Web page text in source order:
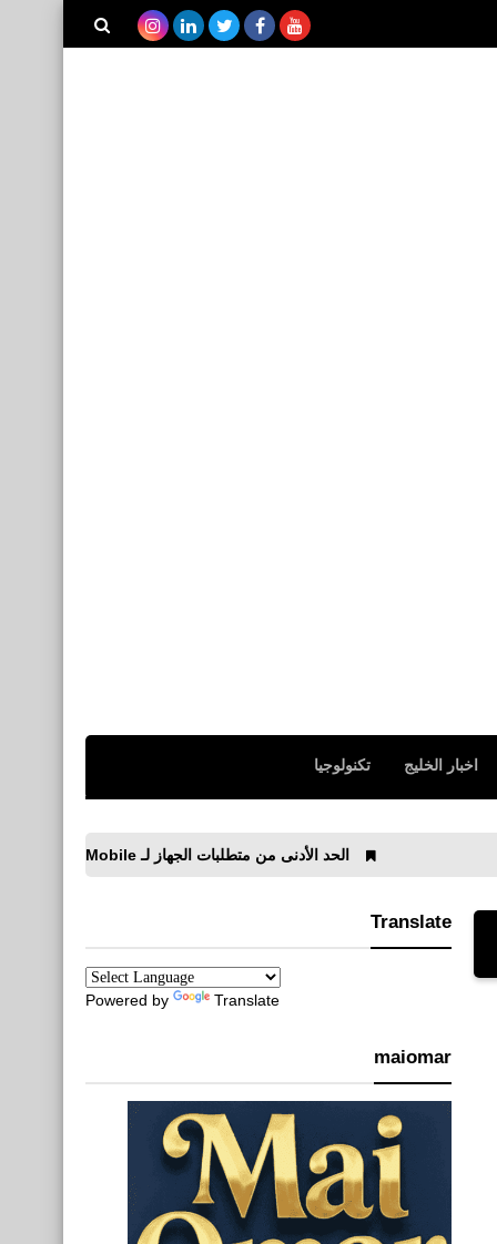
اخبار الخليج تكنولوجيا
الحد الأدنى من متطلبات الجهاز لـ PUBG New State Mobile لنظامي Android و iOS
Translate
Powered by Translate
maiomar